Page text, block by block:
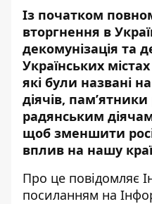
Із початком
вторгнення в
декомунізація та
Українських
які були названі
діячів, пам’ятники
радянським діячам.
щоб зменшити
вплив на нашу
Про це повідомляє
посиланням на